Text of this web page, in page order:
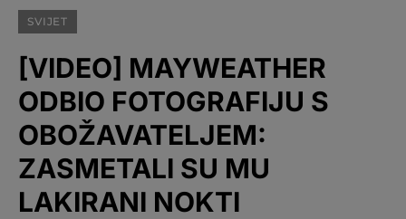
SVIJET
[VIDEO] MAYWEATHER
ODBIO FOTOGRAFIJU S
OBOŽAVATELJEM:
ZASMETALI SU MU
LAKIRANI NOKTI